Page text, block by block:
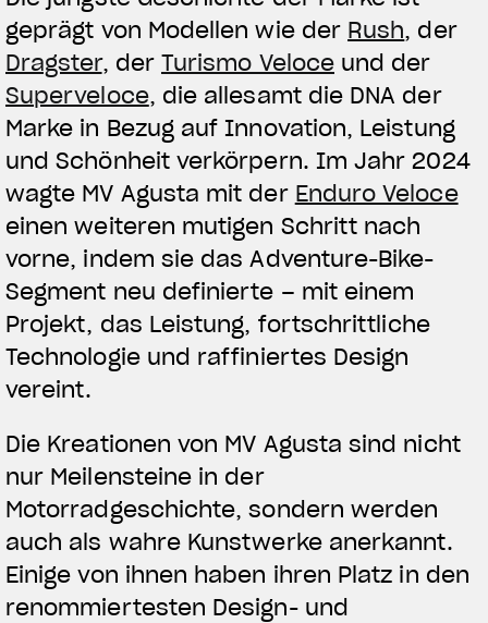
View now →
BEKLEIDUNG
Zeigen Sie, was Sie fahren
geprägt von Modellen wie der Rush, der
Dragster, der Turismo Veloceund der
Superveloce, die allesamt die DNA der
Marke in Bezug auf Innovation, Leistung
und Schönheit verkörpern. Im Jahr 2024
wagte MV Agusta mit der Enduro Veloce
einen weiteren mutigen Schritt nach
vorne, indem sie das Adventure-Bike-
Segment neu definierte – mit einem
Projekt, das Leistung, fortschrittliche
Technologie und raffiniertes Design
vereint.
Die Kreationen von MV Agusta sind nicht
nur Meilensteine in der
Motorradgeschichte, sondern werden
auch als wahre Kunstwerke anerkannt.
Einige von ihnen haben ihren Platz in den
renommiertesten Design- und